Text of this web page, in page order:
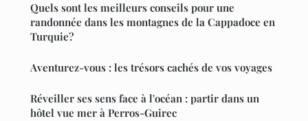
Quels sont les meilleurs conseils pour une
randonnée dans les montagnes de la Cappadoce en
Turquie?
Aventurez-vous : les trésors cachés de vos voyages
Réveiller ses sens face à l'océan : partir dans un
hôtel vue mer à Perros-Guirec